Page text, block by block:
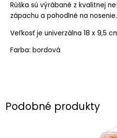
Rúška sú výrábané z kvalitnej
zápachu a pohodlné na nosenie.
Veľkosť je univerzálna 18 x 9,5
Farba: bordová
Podobné produkty